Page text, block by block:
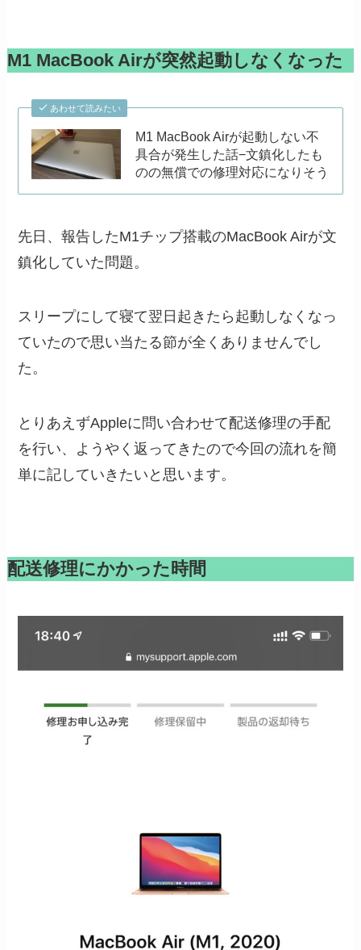
M1 MacBook Airが突然起動しなくなった
あわせて読みたい
M1 MacBook Airが起動しない不
具合が発生した話−文鎮化したも
のの無償での修理対応になりそう
先日、報告したM1チップ搭載のMacBook Airが文
鎮化していた問題。
スリープにして寝て翌日起きたら起動しなくなっ
ていたので思い当たる節が全くありませんでし
た。
とりあえずAppleに問い合わせて配送修理の手配
を行い、ようやく返ってきたので今回の流れを簡
単に記していきたいと思います。
配送修理にかかった時間